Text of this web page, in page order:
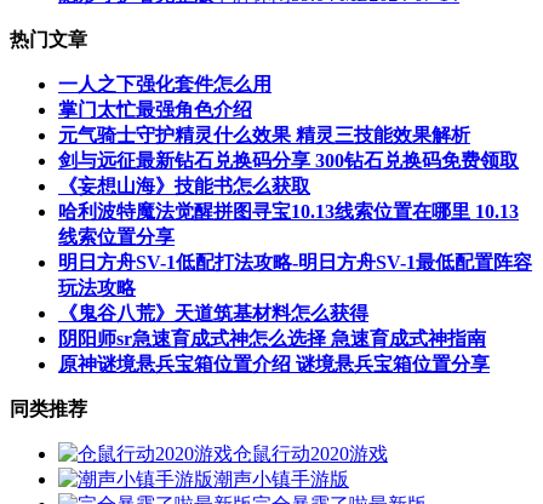
热门文章
一人之下强化套件怎么用
掌门太忙最强角色介绍
元气骑士守护精灵什么效果 精灵三技能效果解析
剑与远征最新钻石兑换码分享 300钻石兑换码免费领取
《妄想山海》技能书怎么获取
哈利波特魔法觉醒拼图寻宝10.13线索位置在哪里 10.13
线索位置分享
明日方舟SV-1低配打法攻略-明日方舟SV-1最低配置阵容
玩法攻略
《鬼谷八荒》天道筑基材料怎么获得
阴阳师sr急速育成式神怎么选择 急速育成式神指南
原神谜境悬兵宝箱位置介绍 谜境悬兵宝箱位置分享
同类推荐
仓鼠行动2020游戏
潮声小镇手游版